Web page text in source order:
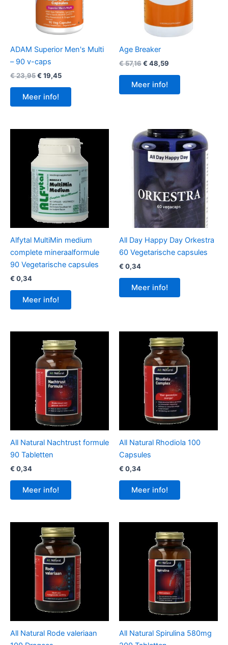
ADAM Superior Men's Multi
– 90 v-caps
€23,95Oorspronkelijke
was:
€ 23,95.
€ 19,45Huidige
Meer info!
Age Breaker
€57,16Oorspronkelijke
was:
€ 57,16.
€ 48,59
Meer info!
Alfytal MultiMin medium
complete mineraalformule
90 Vegetarische capsules
€ 0,34
Meer info!
All Day Happy Day Orkestra
60 Vegetarische capsules
€ 0,34
Meer info!
All Natural Nachtrust formule
90 Tabletten
€ 0,34
Meer info!
All Natural Rhodiola 100
Capsules
€ 0,34
Meer info!
All Natural Rode valeriaan
All Natural Spirulina 580mg